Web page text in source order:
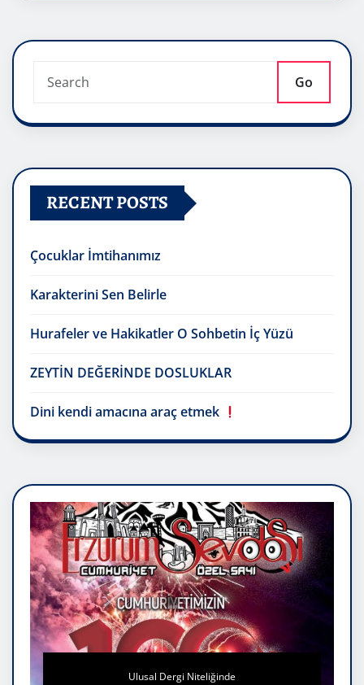
Go
RECENT POSTS
Çocuklar İmtihanımız
Karakterini Sen Belirle
Hurafeler ve Hakikatler O Sohbetin İç Yüzü
ZEYTİN DEĞERİNDE DOSLUKLAR
Dini kendi amacına araç etmek
Ulusal Dergi Niteliğinde